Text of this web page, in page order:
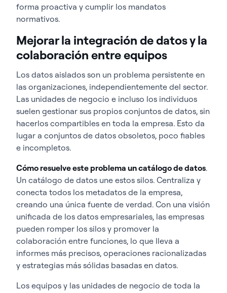
forma proactiva y cumplir los mandatos
normativos.
Mejorar la integración de datos y la
colaboración entre equipos
Los datos aislados son un problema persistente en
las organizaciones, independientemente del sector.
Las unidades de negocio e incluso los individuos
suelen gestionar sus propios conjuntos de datos, sin
hacerlos compartibles en toda la empresa. Esto da
lugar a conjuntos de datos obsoletos, poco fiables
e incompletos.
Cómo resuelve este problema un catálogo de datos.
Un catálogo de datos une estos silos. Centraliza y
conecta todos los metadatos de la empresa,
creando una única fuente de verdad. Con una visión
unificada de los datos empresariales, las empresas
pueden romper los silos y promover la
colaboración entre funciones, lo que lleva a
informes más precisos, operaciones racionalizadas
y estrategias más sólidas basadas en datos.
Los equipos y las unidades de negocio de toda la